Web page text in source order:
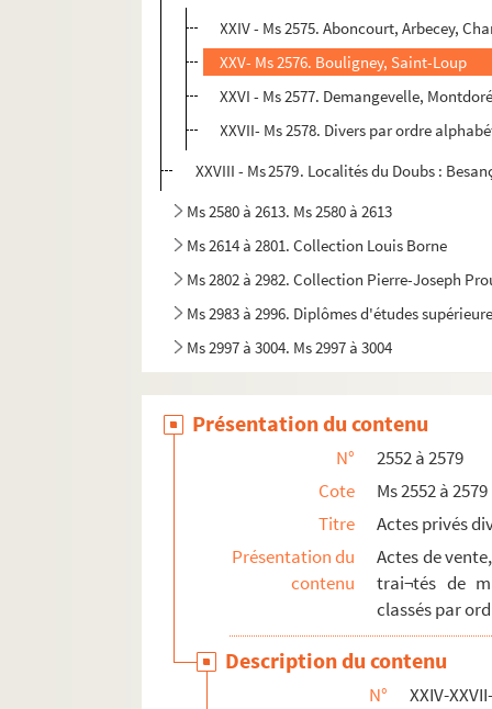
XXIV - Ms 2575. Aboncourt, Arbecey,
XXV- Ms 2576. Bouligney, Saint-Loup
XXVI - Ms 2577. Demangevelle,
XXVII- Ms 2578. Divers par ordre
XXVIII - Ms 2579. Localités du Doubs :
Ms 2580 à 2613. Ms 2580 à 2613
Ms 2614 à 2801. Collection Louis Borne
Ms 2802 à 2982. Collection Pierre-Joseph
Ms 2983 à 2996. Diplômes d'études
Ms 2997 à 3004. Ms 2997 à 3004
Présentation du contenu
N°
2552 à 2579
Cote
Ms 2552 à 2579
Titre
Actes privés
Présentation du
contenu
Actes de
trai¬tés de
classés par
Description du contenu
N°
XXIV-